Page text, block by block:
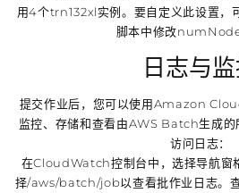
用4个trn132xl实例。要自定义此设置
脚本中修改
日志与
提交作业后，您可以使用Amazon
监控、存储和查看由AWS Batch生成的
访问日志：
在CloudWatch控制台中，选择导航窗
择/aws/batch/job以查看批作业日志。